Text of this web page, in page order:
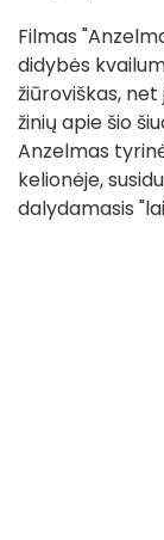
Filmas
didybės
žiūroviškas,
žinių apie šio
Anzelmas
kelionėje,
dalydamasis